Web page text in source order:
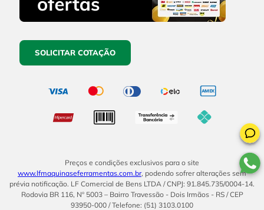
SOLICITAR COTAÇÃO
Preços e condições exclusivos para o site
www.lfmaquinaseferramentas.com.br, podendo sofrer alterações sem
prévia notificação. LF Comercial de Bens LTDA / CNPJ: 91.845.735/0004-14.
Rodovia BR 116, Nº 5003 – Bairro Travessão - Dois Irmãos - RS / CEP
93950-000 / Telefone: (51) 3103.0100